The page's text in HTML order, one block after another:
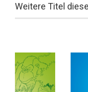
Weitere Titel